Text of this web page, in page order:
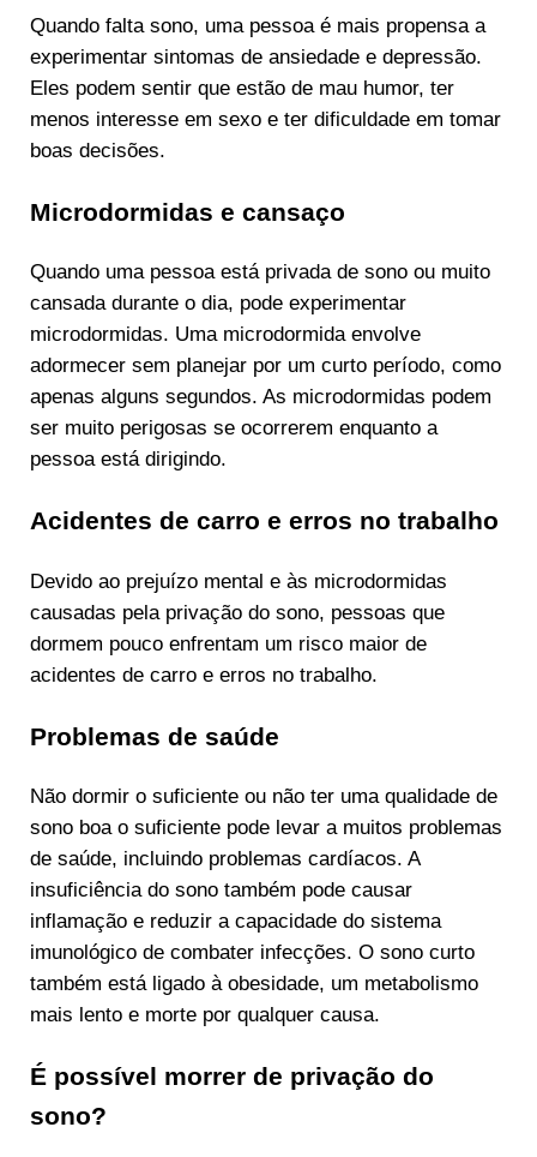
Quando falta sono, uma pessoa é mais propensa a
experimentar sintomas de ansiedade e depressão.
Eles podem sentir que estão de mau humor, ter
menos interesse em sexo e ter dificuldade em tomar
boas decisões.
Microdormidas e cansaço
Quando uma pessoa está privada de sono ou muito
cansada durante o dia, pode experimentar
microdormidas. Uma microdormida envolve
adormecer sem planejar por um curto período, como
apenas alguns segundos. As microdormidas podem
ser muito perigosas se ocorrerem enquanto a
pessoa está dirigindo.
Acidentes de carro e erros no trabalho
Devido ao prejuízo mental e às microdormidas
causadas pela privação do sono, pessoas que
dormem pouco enfrentam um risco maior de
acidentes de carro e erros no trabalho.
Problemas de saúde
Não dormir o suficiente ou não ter uma qualidade de
sono boa o suficiente pode levar a muitos problemas
de saúde, incluindo problemas cardíacos. A
insuficiência do sono também pode causar
inflamação e reduzir a capacidade do sistema
imunológico de combater infecções. O sono curto
também está ligado à obesidade, um metabolismo
mais lento e morte por qualquer causa.
É possível morrer de privação do
sono?